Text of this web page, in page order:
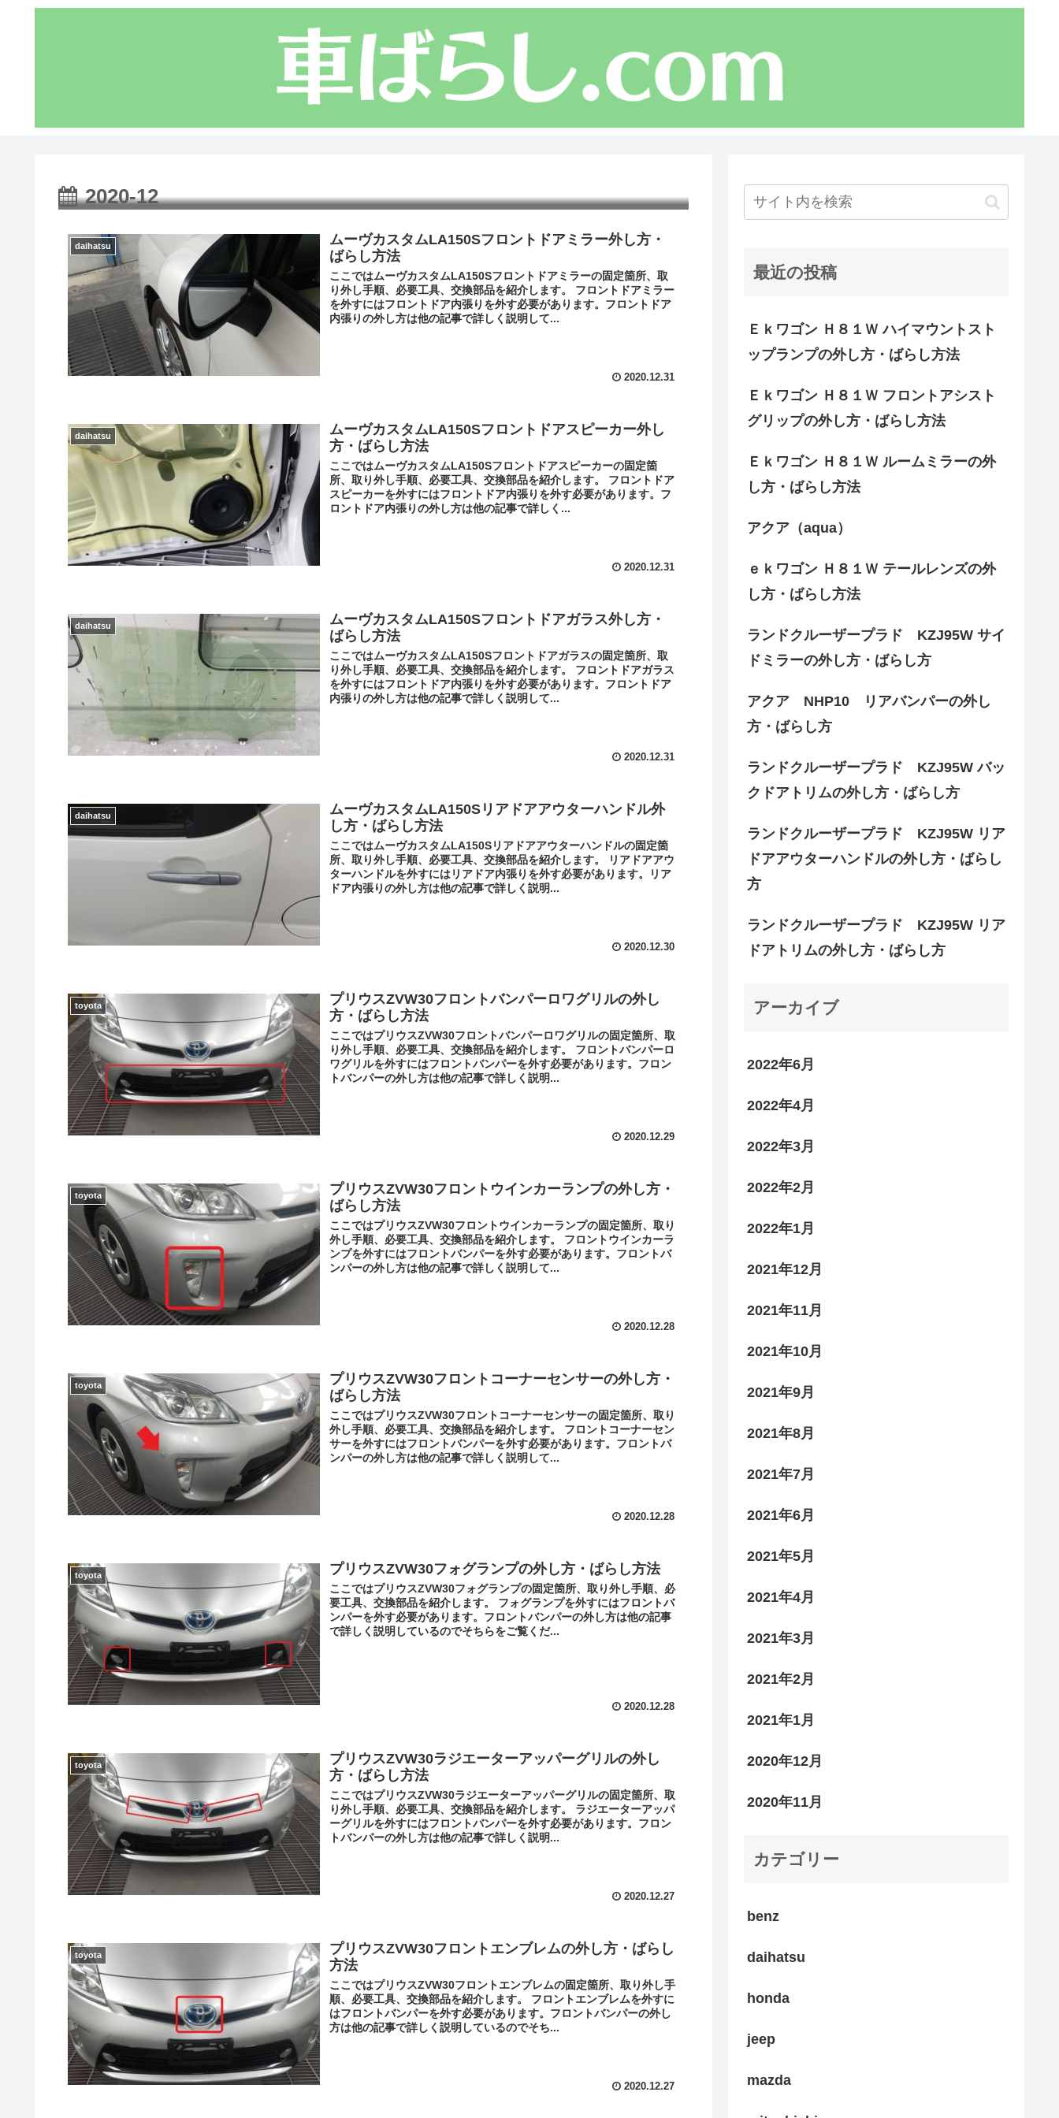
2020-12
daihatsu
ムーヴカスタムLA150Sフロントドアミラー外し方・
ばらし方法
ここではムーヴカスタムLA150Sフロントドアミラーの固定箇所、取
り外し手順、必要工具、交換部品を紹介します。 フロントドアミラー
を外すにはフロントドア内張りを外す必要があります。フロントドア
内張りの外し方は他の記事で詳しく説明して...
2020.12.31
daihatsu
ムーヴカスタムLA150Sフロントドアスピーカー外し
方・ばらし方法
ここではムーヴカスタムLA150Sフロントドアスピーカーの固定箇
所、取り外し手順、必要工具、交換部品を紹介します。 フロントドア
スピーカーを外すにはフロントドア内張りを外す必要があります。フ
ロントドア内張りの外し方は他の記事で詳しく...
2020.12.31
daihatsu
ムーヴカスタムLA150Sフロントドアガラス外し方・
ばらし方法
ここではムーヴカスタムLA150Sフロントドアガラスの固定箇所、取
り外し手順、必要工具、交換部品を紹介します。 フロントドアガラス
を外すにはフロントドア内張りを外す必要があります。フロントドア
内張りの外し方は他の記事で詳しく説明して...
2020.12.31
daihatsu
ムーヴカスタムLA150Sリアドアアウターハンドル外
し方・ばらし方法
ここではムーヴカスタムLA150Sリアドアアウターハンドルの固定箇
所、取り外し手順、必要工具、交換部品を紹介します。 リアドアアウ
ターハンドルを外すにはリアドア内張りを外す必要があります。リア
ドア内張りの外し方は他の記事で詳しく説明...
2020.12.30
toyota
プリウスZVW30フロントバンパーロワグリルの外し
方・ばらし方法
ここではプリウスZVW30フロントバンパーロワグリルの固定箇所、取
り外し手順、必要工具、交換部品を紹介します。 フロントバンパーロ
ワグリルを外すにはフロントバンパーを外す必要があります。フロン
トバンパーの外し方は他の記事で詳しく説明...
2020.12.29
toyota
プリウスZVW30フロントウインカーランプの外し方・
ばらし方法
ここではプリウスZVW30フロントウインカーランプの固定箇所、取り
外し手順、必要工具、交換部品を紹介します。 フロントウインカーラ
ンプを外すにはフロントバンパーを外す必要があります。フロントバ
ンパーの外し方は他の記事で詳しく説明して...
2020.12.28
toyota
プリウスZVW30フロントコーナーセンサーの外し方・
ばらし方法
ここではプリウスZVW30フロントコーナーセンサーの固定箇所、取り
外し手順、必要工具、交換部品を紹介します。 フロントコーナーセン
サーを外すにはフロントバンパーを外す必要があります。フロントバ
ンパーの外し方は他の記事で詳しく説明して...
2020.12.28
toyota プリウスZVW30フォグランプの外し方・ばらし方法
ここではプリウスZVW30フォグランプの固定箇所、取り外し手順、必
要工具、交換部品を紹介します。 フォグランプを外すにはフロントバ
ンパーを外す必要があります。フロントバンパーの外し方は他の記事
で詳しく説明しているのでそちらをご覧くだ...
2020.12.28
toyota
プリウスZVW30ラジエーターアッパーグリルの外し
方・ばらし方法
ここではプリウスZVW30ラジエーターアッパーグリルの固定箇所、取
り外し手順、必要工具、交換部品を紹介します。 ラジエーターアッパ
ーグリルを外すにはフロントバンパーを外す必要があります。フロン
トバンパーの外し方は他の記事で詳しく説明...
2020.12.27
toyota
プリウスZVW30フロントエンブレムの外し方・ばらし
方法
ここではプリウスZVW30フロントエンブレムの固定箇所、取り外し手
順、必要工具、交換部品を紹介します。 フロントエンブレムを外すに
はフロントバンパーを外す必要があります。フロントバンパーの外し
方は他の記事で詳しく説明しているのでそち...
2020.12.27
最近の投稿
Ｅｋワゴン Ｈ８１Ｗ ハイマウントスト
ップランプの外し方・ばらし方法
Ｅｋワゴン Ｈ８１Ｗ フロントアシスト
グリップの外し方・ばらし方法
Ｅｋワゴン Ｈ８１Ｗ ルームミラーの外
し方・ばらし方法
アクア（aqua）
ｅｋワゴン Ｈ８１Ｗ テールレンズの外
し方・ばらし方法
ランドクルーザープラド KZJ95W サイ
ドミラーの外し方・ばらし方
アクア NHP10 リアバンパーの外し
方・ばらし方
ランドクルーザープラド KZJ95W バッ
クドアトリムの外し方・ばらし方
ランドクルーザープラド KZJ95W リア
ドアアウターハンドルの外し方・ばらし
方
ランドクルーザープラド KZJ95W リア
ドアトリムの外し方・ばらし方
アーカイブ
2022年6月
2022年4月
2022年3月
2022年2月
2022年1月
2021年12月
2021年11月
2021年10月
2021年9月
2021年8月
2021年7月
2021年6月
2021年5月
2021年4月
2021年3月
2021年2月
2021年1月
2020年12月
2020年11月
カテゴリー
benz
daihatsu
honda
jeep
mazda